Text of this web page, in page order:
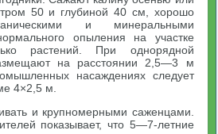
50 и глубиной 40 см, хорошо
и минеральными
опыления на участке
растений. При однорядной
на расстоянии 2,5—3 м
насаждениях следует
4×2,5 м.
и крупномерными саженцами.
показывает, что 5—7-летние